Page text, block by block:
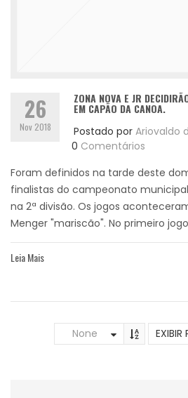
26
Nov 2018
ZONA NOVA E JR
EM CAPÃO DA CANOA.
Postado por Ariovaldo
0 Comentários
Foram definidos na tarde deste
finalistas do campeonato
na 2ª divisão. Os jogos
Menger "mariscão". No primeiro
Leia Mais
None EXIBIR